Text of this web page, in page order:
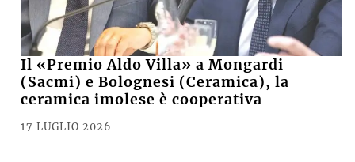
Il «Premio Aldo Villa» a Mongardi
(Sacmi) e Bolognesi (Ceramica), la
ceramica imolese è cooperativa
17 LUGLIO 2026